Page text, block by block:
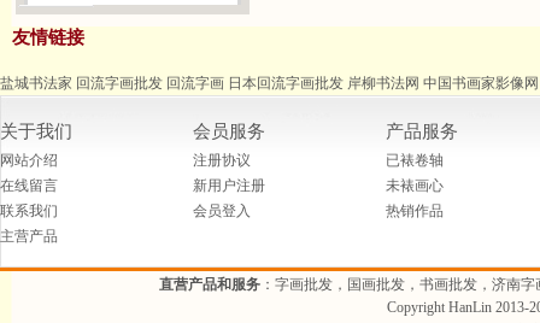
友情链接
盐城书法家 回流字画批发 回流字画 日本回流字画批发 岸柳书法网 中国书画家影像网
关于我们
网站介绍
在线留言
联系我们
主营产品
会员服务
注册协议
新用户注册
会员登入
产品服务
已裱卷轴
未裱画心
热销作品
直营产品和服务 ：字画批发，国画批发，书画批发，济南
Copyright HanLin 2013-